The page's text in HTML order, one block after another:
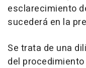
esclarecimiento
sucederá en la
Se trata de una
del